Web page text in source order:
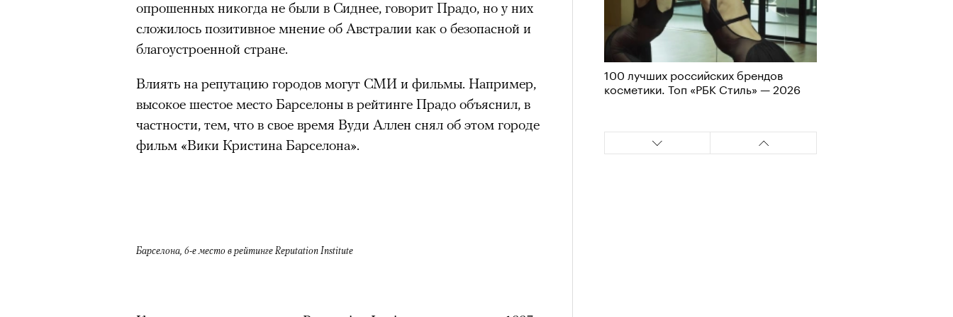
100 лучших российских брендов
косметики. Топ «РБК Стиль» — 2026
опрошенных никогда не были в Сиднее, говорит Прадо, но у них
сложилось позитивное мнение об Австралии как о безопасной и
благоустроенной стране.
Влиять на репутацию городов могут СМИ и фильмы. Например,
высокое шестое место Барселоны в рейтинге Прадо объяснил, в
частности, тем, что в свое время Вуди Аллен снял об этом городе
фильм «Вики Кристина Барселона».
Барселона, 6-е место в рейтинге Reputation Institute
Сможет ли человек прожить 180 лет:
отвечает Станислав Скакун
безвозвратно ушедшее время.
Эта мертвая петля времени
работает мощно — ты
видишь человека,
но отсутствующего в нем.